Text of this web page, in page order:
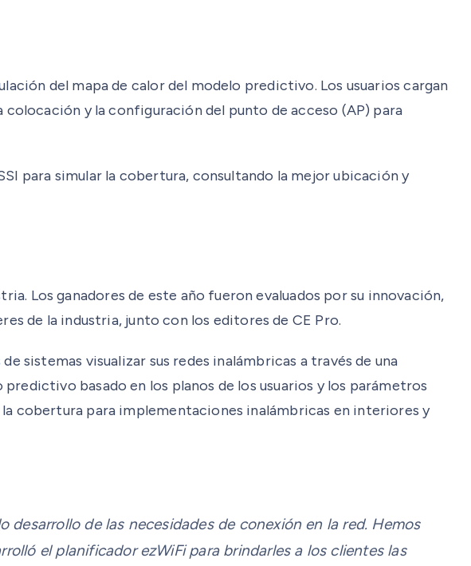
del mapa de calor del modelo predictivo. Los usuarios cargan
y la configuración del punto de acceso (AP) para
para simular la cobertura, consultando la mejor ubicación y
Los ganadores de este año fueron evaluados por su innovación,
de la industria, junto con los editores de CE Pro.
sistemas visualizar sus redes inalámbricas a través de una
basado en los planos de los usuarios y los parámetros
cobertura para implementaciones inalámbricas en interiores y
desarrollo de las necesidades de conexión en la red. Hemos
el planificador ezWiFi para brindarles a los clientes las